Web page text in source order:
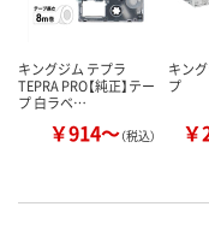
キングジム テプラ
TEPRA PRO【純正】テー
プ 白ラベ…
￥914～（税込）
キン
プ
￥